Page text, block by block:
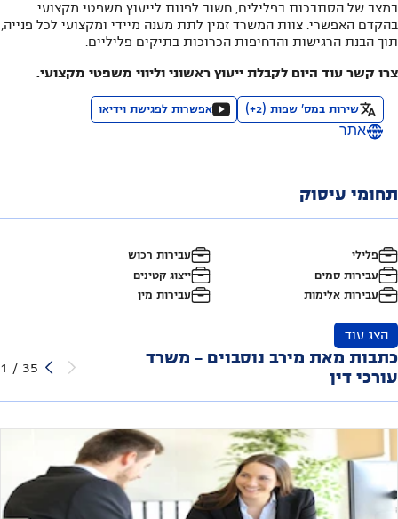
במצב של הסתבכות בפלילים, חשוב לפנות לייעוץ משפטי מקצועי
בהקדם האפשרי. צוות המשרד זמין לתת מענה מיידי ומקצועי לכל פנייה,
תוך הבנת הרגישות והדחיפות הכרוכות בתיקים פליליים.
צרו קשר עוד היום לקבלת ייעוץ ראשוני וליווי משפטי מקצועי.
שירות במס' שפות (
2
+) אפשרות לפגישת וידיאו
אתר
תחומי עיסוק
פלילי
עבירות רכוש
עבירות סמים
ייצוג קטינים
עבירות אלימות
עבירות מין
הצג עוד
כתבות מאת מירב נוסבוים - משרד
עורכי דין
35
/
1